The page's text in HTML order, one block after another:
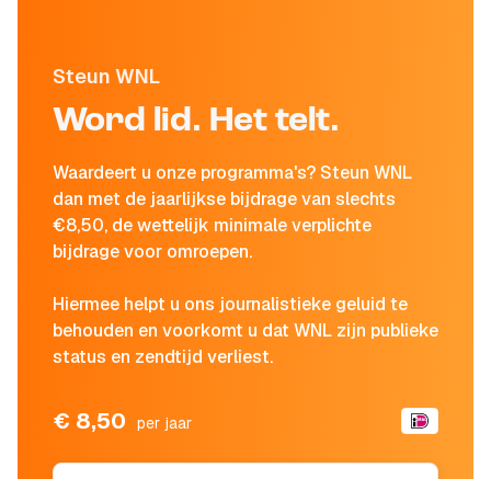
Steun WNL
Word lid. Het telt.
Waardeert u onze programma's? Steun WNL
dan met de jaarlijkse bijdrage van slechts
€8,50, de wettelijk minimale verplichte
bijdrage voor omroepen.
Hiermee helpt u ons journalistieke geluid te
behouden en voorkomt u dat WNL zijn publieke
status en zendtijd verliest.
€ 8,50 per jaar